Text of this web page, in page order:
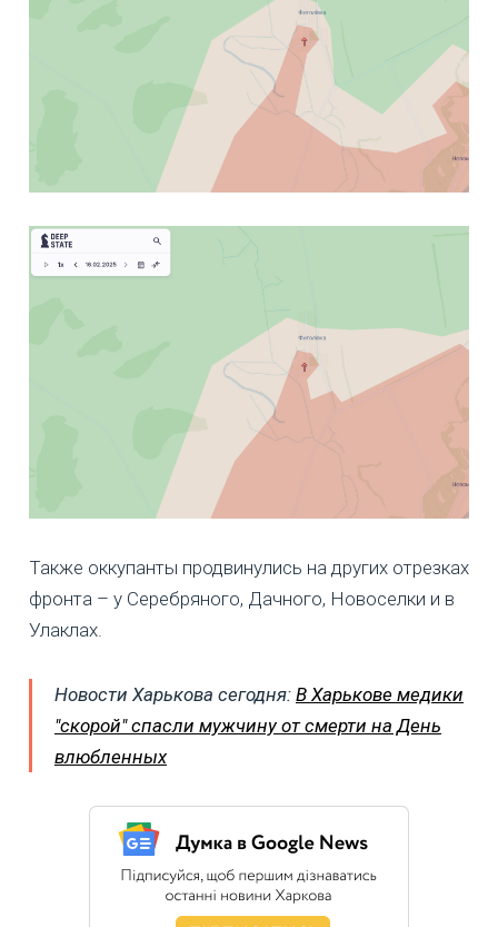
Также оккупанты продвинулись на других отрезках
фронта – у Серебряного, Дачного, Новоселки и в
Улаклах.
Новости Харькова сегодня: В Харькове медики
"скорой" спасли мужчину от смерти на День
влюбленных